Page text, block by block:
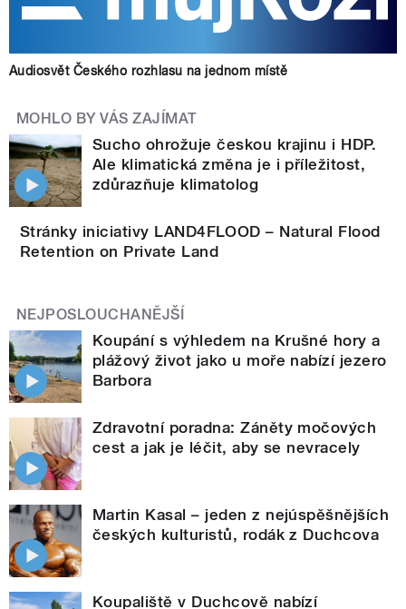
Audiosvět Českého rozhlasu na jednom místě
MOHLO BY VÁS ZAJÍMAT
Sucho ohrožuje českou krajinu i HDP.
Ale klimatická změna je i příležitost,
zdůrazňuje klimatolog
Stránky iniciativy LAND4FLOOD – Natural Flood
Retention on Private Land
NEJPOSLOUCHANĚJŠÍ
Koupání s výhledem na Krušné hory a
plážový život jako u moře nabízí jezero
Barbora
Zdravotní poradna: Záněty močových
cest a jak je léčit, aby se nevracely
Martin Kasal – jeden z nejúspěšnějších
českých kulturistů, rodák z Duchcova
Koupaliště v Duchcově nabízí